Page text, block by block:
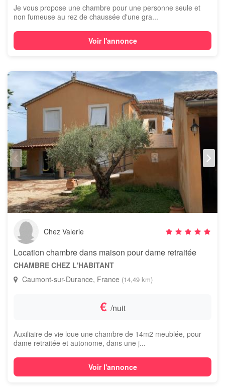
Je vous propose une chambre pour une personne seule et
non fumeuse au rez de chaussée d'une gra...
Voir l'annonce
Chez Valerie
Location chambre dans maison pour dame retraitée
CHAMBRE CHEZ L'HABITANT
Caumont-sur-Durance, France (14,49 km)
€ /nuit
Auxiliaire de vie loue une chambre de 14m2 meublée, pour
dame retraitée et autonome, dans une j...
Voir l'annonce